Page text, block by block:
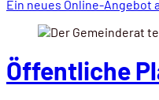
Ein neues Online-Angebot
Öffentliche